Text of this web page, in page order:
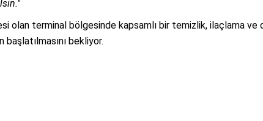
olan terminal bölgesinde kapsamlı bir temizlik, ilaçlama ve
başlatılmasını bekliyor.